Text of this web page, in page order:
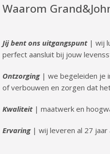
Waarom
Jij bent ons uitgangspunt| wij
perfect aansluit bij jouw
Ontzorging | we begeleiden je
of verbouwen en zorgen dat
Kwaliteit | maatwerk en
Ervaring | wij leveren al 27